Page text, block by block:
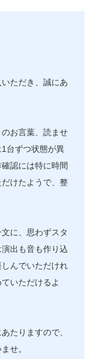
ただき、誠にあ
のお言葉、読ませ
台ずつ状態が異
認には特に時間
けたようで、整
に、思わずスタ
出も音も作り込
んでいただけれ
いただけるよ
たりますので、
せ。